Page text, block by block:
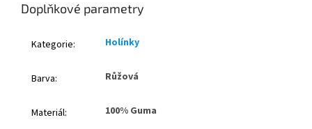
Doplňkové parametry
Kategorie: Holínky
Barva: Růžová
Materiál: 100% Guma